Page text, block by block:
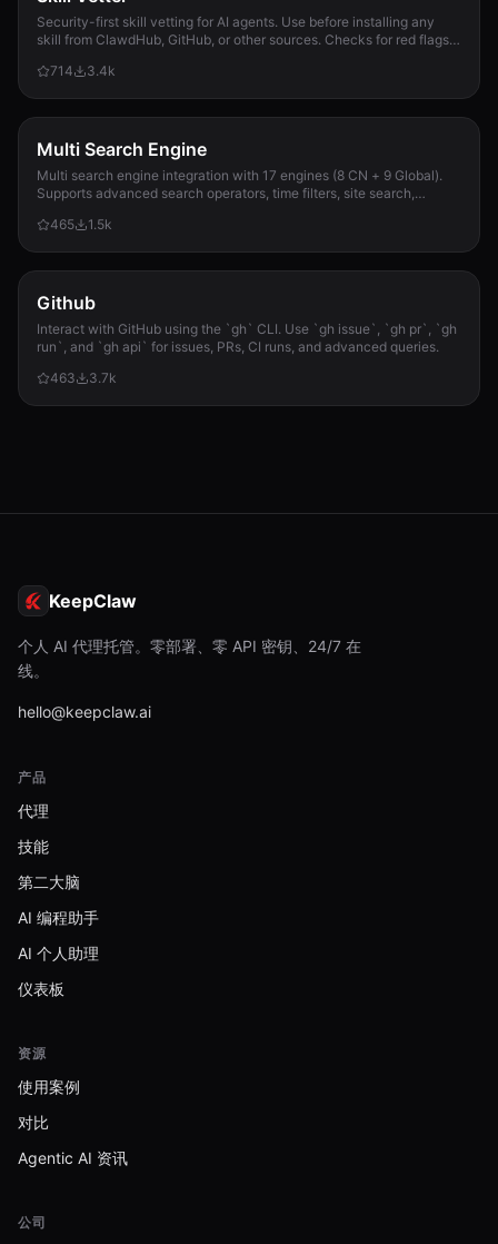
Security-first skill vetting for AI agents. Use before installing any
skill from ClawdHub, GitHub, or other sources. Checks for red flags,
714
3.4k
Multi Search Engine
Multi search engine integration with 17 engines (8 CN + 9 Global).
Supports advanced search operators, time filters, site search,
required.
465 1.5k
Github
Interact with GitHub using the `gh` CLI. Use `gh issue`, `gh pr`, `gh
run`, and `gh api` for issues, PRs, CI runs, and advanced queries.
463
3.7k
KeepClaw
个人 AI 代理托管。零部署、零 API 密钥、24/7 在
线。
hello@keepclaw.ai
产品
代理
技能
第二大脑
AI 编程助手
AI 个人助理
仪表板
资源
使用案例
对比
Agentic AI 资讯
公司